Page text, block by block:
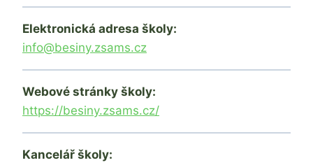
Elektronická adresa školy:
info@besiny.zsams.cz
Webové stránky školy:
https://besiny.zsams.cz/
Kancelář školy: